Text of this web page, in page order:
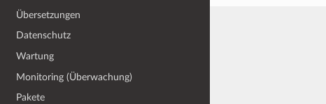
Übersetzungen
Datenschutz
Wartung
Monitoring (Überwachung)
Pakete